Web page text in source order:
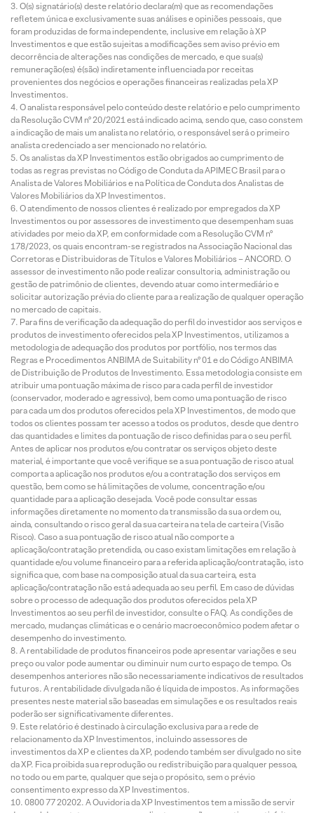
O(s) signatário(s) deste relatório declara(m) que as recomendações
refletem única e exclusivamente suas análises e opiniões pessoais, que
foram produzidas de forma independente, inclusive em relação à XP
Investimentos e que estão sujeitas a modificações sem aviso prévio em
decorrência de alterações nas condições de mercado, e que sua(s)
remuneração(es) é(são) indiretamente influenciada por receitas
provenientes dos negócios e operações financeiras realizadas pela XP
Investimentos.
O analista responsável pelo conteúdo deste relatório e pelo cumprimento
da Resolução CVM nº 20/2021 está indicado acima, sendo que, caso constem
a indicação de mais um analista no relatório, o responsável será o primeiro
analista credenciado a ser mencionado no relatório.
Os analistas da XP Investimentos estão obrigados ao cumprimento de
todas as regras previstas no Código de Conduta da APIMEC Brasil para o
Analista de Valores Mobiliários e na Política de Conduta dos Analistas de
Valores Mobiliários da XP Investimentos.
O atendimento de nossos clientes é realizado por empregados da XP
Investimentos ou por assessores de investimento que desempenham suas
atividades por meio da XP, em conformidade com a Resolução CVM nº
178/2023, os quais encontram-se registrados na Associação Nacional das
Corretoras e Distribuidoras de Títulos e Valores Mobiliários – ANCORD. O
assessor de investimento não pode realizar consultoria, administração ou
gestão de patrimônio de clientes, devendo atuar como intermediário e
solicitar autorização prévia do cliente para a realização de qualquer operação
no mercado de capitais.
Para fins de verificação da adequação do perfil do investidor aos serviços e
produtos de investimento oferecidos pela XP Investimentos, utilizamos a
metodologia de adequação dos produtos por portfólio, nos termos das
Regras e Procedimentos ANBIMA de Suitability nº 01 e do Código ANBIMA
de Distribuição de Produtos de Investimento. Essa metodologia consiste em
atribuir uma pontuação máxima de risco para cada perfil de investidor
(conservador, moderado e agressivo), bem como uma pontuação de risco
para cada um dos produtos oferecidos pela XP Investimentos, de modo que
todos os clientes possam ter acesso a todos os produtos, desde que dentro
das quantidades e limites da pontuação de risco definidas para o seu perfil.
Antes de aplicar nos produtos e/ou contratar os serviços objeto deste
material, é importante que você verifique se a sua pontuação de risco atual
comporta a aplicação nos produtos e/ou a contratação dos serviços em
questão, bem como se há limitações de volume, concentração e/ou
quantidade para a aplicação desejada. Você pode consultar essas
informações diretamente no momento da transmissão da sua ordem ou,
ainda, consultando o risco geral da sua carteira na tela de carteira (Visão
Risco). Caso a sua pontuação de risco atual não comporte a
aplicação/contratação pretendida, ou caso existam limitações em relação à
quantidade e/ou volume financeiro para a referida aplicação/contratação, isto
significa que, com base na composição atual da sua carteira, esta
aplicação/contratação não está adequada ao seu perfil. Em caso de dúvidas
sobre o processo de adequação dos produtos oferecidos pela XP
Investimentos ao seu perfil de investidor, consulte o FAQ. As condições de
mercado, mudanças climáticas e o cenário macroeconômico podem afetar o
desempenho do investimento.
A rentabilidade de produtos financeiros pode apresentar variações e seu
preço ou valor pode aumentar ou diminuir num curto espaço de tempo. Os
desempenhos anteriores não são necessariamente indicativos de resultados
futuros. A rentabilidade divulgada não é líquida de impostos. As informações
presentes neste material são baseadas em simulações e os resultados reais
poderão ser significativamente diferentes.
Este relatório é destinado à circulação exclusiva para a rede de
relacionamento da XP Investimentos, incluindo assessores de
investimentos da XP e clientes da XP, podendo também ser divulgado no site
da XP. Fica proibida sua reprodução ou redistribuição para qualquer pessoa,
no todo ou em parte, qualquer que seja o propósito, sem o prévio
consentimento expresso da XP Investimentos.
0800 77 20202. A Ouvidoria da XP Investimentos tem a missão de servir